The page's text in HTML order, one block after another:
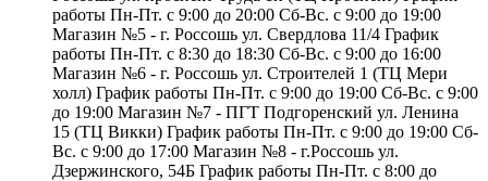
работы Пн-Пт. с 9:00 до 20:00 Сб-Вс. с 9:00 до 19:00
Магазин №5 - г. Россошь ул. Свердлова 11/4 График
работы Пн-Пт. с 8:30 до 18:30 Сб-Вс. с 9:00 до 16:00
Магазин №6 - г. Россошь ул. Строителей 1 (ТЦ Мери
холл) График работы Пн-Пт. с 9:00 до 19:00 Сб-Вс. с 9:00
до 19:00 Магазин №7 - ПГТ Подгоренский ул. Ленина
15 (ТЦ Викки) График работы Пн-Пт. с 9:00 до 19:00 Сб-
Вс. с 9:00 до 17:00 Магазин №8 - г.Россошь ул.
Дзержинского, 54Б График работы Пн-Пт. с 8:00 до